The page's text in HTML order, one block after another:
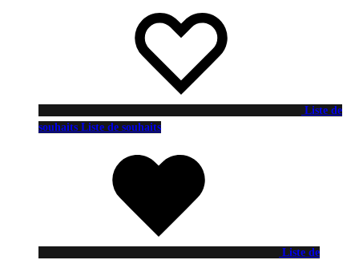
Liste de
souhaits Liste de souhaits
Liste de